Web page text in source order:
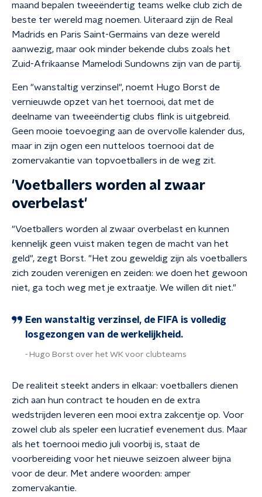
maand bepalen tweeëndertig teams welke club zich de
beste ter wereld mag noemen. Uiteraard zijn de Real
Madrids en Paris Saint-Germains van deze wereld
aanwezig, maar ook minder bekende clubs zoals het
Zuid-Afrikaanse Mamelodi Sundowns zijn van de partij.
Een "wanstaltig verzinsel", noemt Hugo Borst de
vernieuwde opzet van het toernooi, dat met de
deelname van tweeëndertig clubs flink is uitgebreid.
Geen mooie toevoeging aan de overvolle kalender dus,
maar in zijn ogen een nutteloos toernooi dat de
zomervakantie van topvoetballers in de weg zit.
'Voetballers worden al zwaar
overbelast'
"Voetballers worden al zwaar overbelast en kunnen
kennelijk geen vuist maken tegen de macht van het
geld", zegt Borst. "Het zou geweldig zijn als voetballers
zich zouden verenigen en zeiden: we doen het gewoon
niet, ga toch weg met je extraatje. We willen dit niet."
Een wanstaltig verzinsel, de FIFA is volledig
losgezongen van de werkelijkheid.
Hugo Borst over het WK voor clubteams
De realiteit steekt anders in elkaar: voetballers dienen
zich aan hun contract te houden en de extra
wedstrijden leveren een mooi extra zakcentje op. Voor
zowel club als speler een lucratief evenement dus. Maar
als het toernooi medio juli voorbij is, staat de
voorbereiding voor het nieuwe seizoen alweer bijna
voor de deur. Met andere woorden: amper
zomervakantie.